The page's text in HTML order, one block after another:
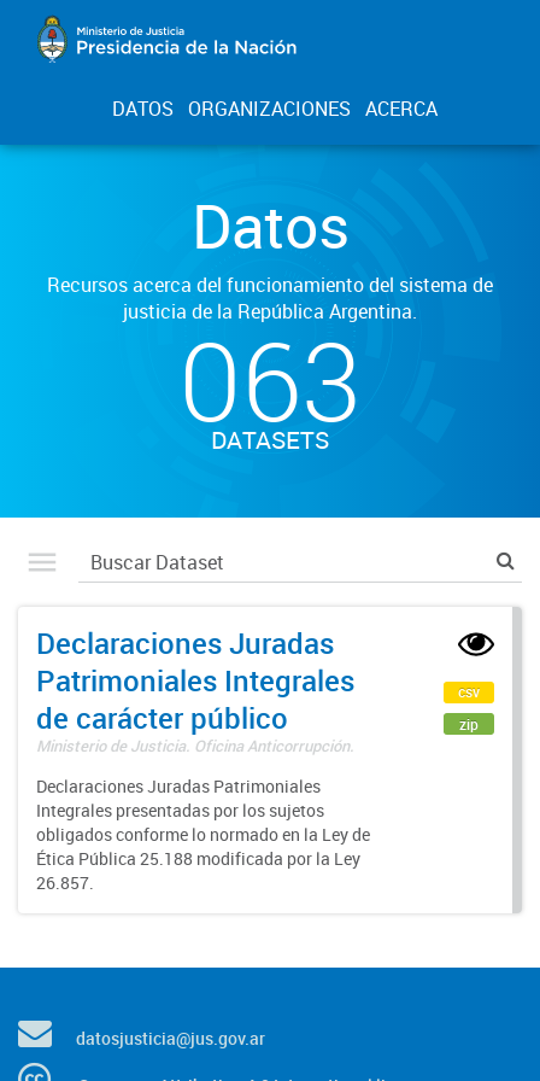
DATOS ORGANIZACIONES ACERCA
Datos
Recursos acerca del funcionamiento del sistema de
justicia de la República Argentina.
063
DATASETS
Declaraciones Juradas
Patrimoniales Integrales
de carácter público
Ministerio de Justicia. Oficina Anticorrupción.
Declaraciones Juradas Patrimoniales
Integrales presentadas por los sujetos
obligados conforme lo normado en la Ley de
Ética Pública 25.188 modificada por la Ley
26.857.
csv
zip
datosjusticia@jus.gov.ar